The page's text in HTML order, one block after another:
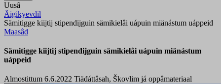
Uusâ
Äigikyevdil
Sämitigge kiijtij stipendijguin sämikielâi uápuin miänástum uáppeid
Maasâd
Sämitigge kiijtij stipendijguin sämikielâi uápuin miänástum
uáppeid
Almostittum 6.6.2022 Tiäđáttâsah, Škovlim já oppâmateriaal